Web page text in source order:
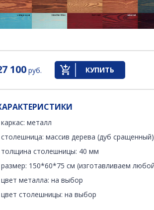
100 руб. КУПИТЬ
каркас: металл
столешница: массив дерева (дуб сращенный)
толщина столешницы: 40 мм
размер: 150*60*75 см (изготавливаем
цвет металла: на выбор
цвет столешницы: на выбор